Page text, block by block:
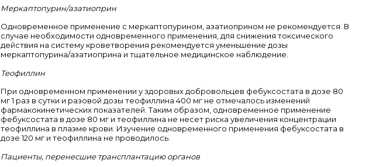
Меркаптопурин/азатиоприн
Одновременное применение с меркаптопурином, азатиоприном не рекомендуется. В
случае необходимости одновременного применения, для снижения токсического
действия на систему кроветворения рекомендуется уменьшение дозы
меркаптопурина/азатиоприна и тщательное медицинское наблюдение.
Теофиллин
При одновременном применении у здоровых добровольцев фебуксостата в дозе 80
мг 1 раз в сутки и разовой дозы теофиллина 400 мг не отмечалось изменений
фармакокинетических показателей. Таким образом, одновременное применение
фебуксостата в дозе 80 мг и теофиллина не несет риска увеличения концентрации
теофиллина в плазме крови. Изучение одновременного применения фебуксостата в
дозе 120 мг и теофиллина не проводилось.
Пациенты, перенесшие трансплантацию органов